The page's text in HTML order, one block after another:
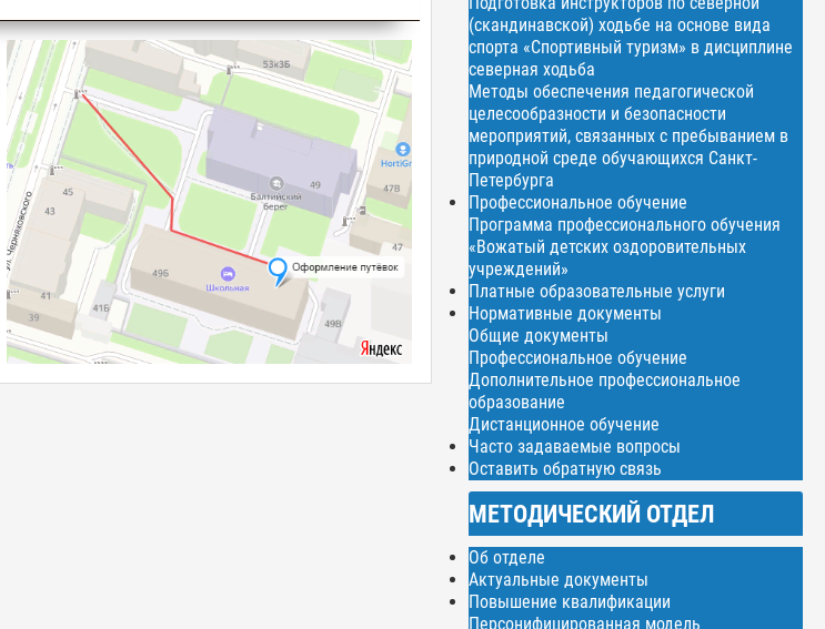
(скандинавской) ходьбе на основе вида
спорта «Спортивный туризм» в дисциплине
северная ходьба
Методы обеспечения педагогической
целесообразности и безопасности
мероприятий, связанных с пребыванием в
природной среде обучающихся Санкт-
Петербурга
Профессиональное обучение
Программа профессионального обучения
«Вожатый детских оздоровительных
учреждений»
Платные образовательные услуги
Нормативные документы
Общие документы
Профессиональное обучение
Дополнительное профессиональное
образование
Дистанционное обучение
Часто задаваемые вопросы
Оставить обратную связь
МЕТОДИЧЕСКИЙ ОТДЕЛ
Об отделе
Актуальные документы
Повышение квалификации
Персонифицированная модель